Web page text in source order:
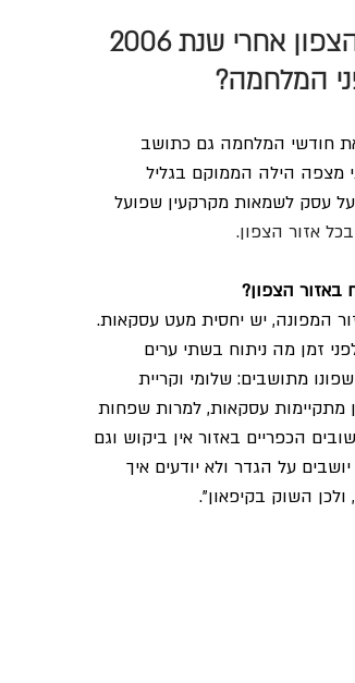
המלחמה?
חודשי המלחמה גם כתושב
מצפה הילה הממוקם בגליל
עסק לשמאות מקרקעין שפועל
אזור הצפון.
הצפון?
המפונה, יש יחסית מעט עסקאות.
זמן מה ניתוח בשתי ערים
מתושבים: שלומי וקריית
מתקיימות עסקאות, למרות שפחות
הכפריים באזור אין ביקוש וגם
על הגדר ולא יודעים איך
השוק בקיפאון".